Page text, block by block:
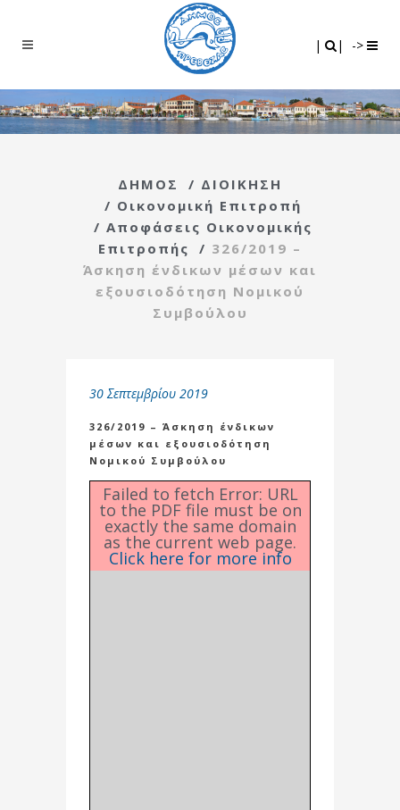
| | ->
ΔΗΜΟΣ / ΔΙΟΙΚΗΣΗ
/ Οικονομική Επιτροπή
/ Αποφάσεις Οικονομικής
Επιτροπής
/ 326/2019 –
Άσκηση ένδικων μέσων και
εξουσιοδότηση Νομικού
Συμβούλου
30 Σεπτεμβρίου 2019
326/2019 – Άσκηση ένδικων
μέσων και εξουσιοδότηση
Νομικού Συμβούλου
Failed to fetch Error: URL
to the PDF file must be on
exactly the same domain
as the current web page.
Click here for more info